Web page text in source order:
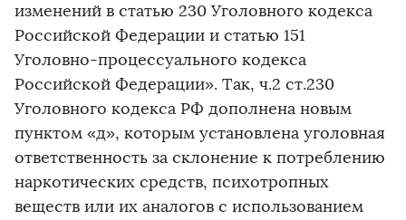
изменений в статью 230 Уголовного кодекса
Российской Федерации и статью 151
Уголовно-процессуального кодекса
Российской Федерации». Так, ч.2 ст.230
Уголовного кодекса РФ дополнена новым
пунктом «д», которым установлена уголовная
ответственность за склонение к потреблению
наркотических средств, психотропных
веществ или их аналогов с использованием